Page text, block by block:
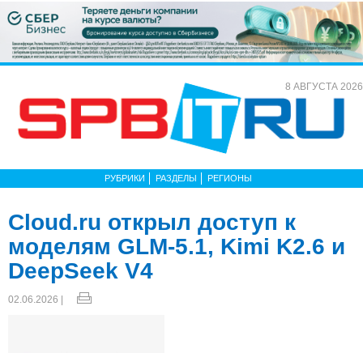
8 АВГУСТА 2026
РУБРИКИ РАЗДЕЛЫ РЕГИОНЫ
Cloud.ru открыл доступ к
моделям GLM-5.1, Kimi K2.6 и
DeepSeek V4
02.06.2026 |